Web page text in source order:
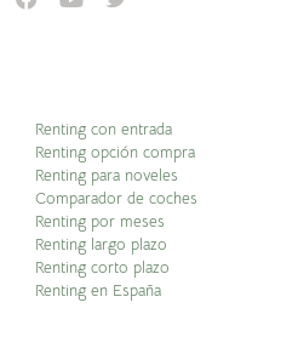
Renting con entrada
Renting opción compra
Renting para noveles
Comparador de coches
Renting por meses
Renting largo plazo
Renting corto plazo
Renting en España